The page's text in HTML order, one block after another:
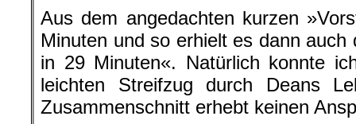
Aus dem angedachten kurzen
Minuten und so erhielt es dann
in 29 Minuten«. Natürlich konnte
leichten Streifzug durch Deans
Zusammenschnitt erhebt keinen